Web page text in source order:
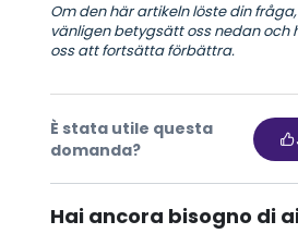
Om den här artikeln löste din fråga,
vänligen betygsätt oss nedan och
oss att fortsätta förbättra.
È stata utile questa
domanda?
Hai ancora bisogno di